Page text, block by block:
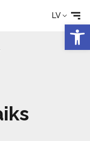
LV